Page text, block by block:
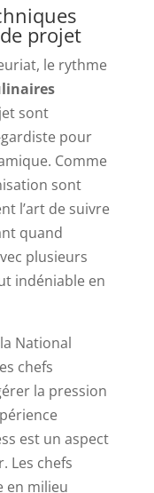
projet
le rythme
sont
pour
Comme
sont
l’art de suivre
quand
plusieurs
indéniable en
National
chefs
la pression
est un aspect
Les chefs
en milieu